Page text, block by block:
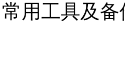
用工具及